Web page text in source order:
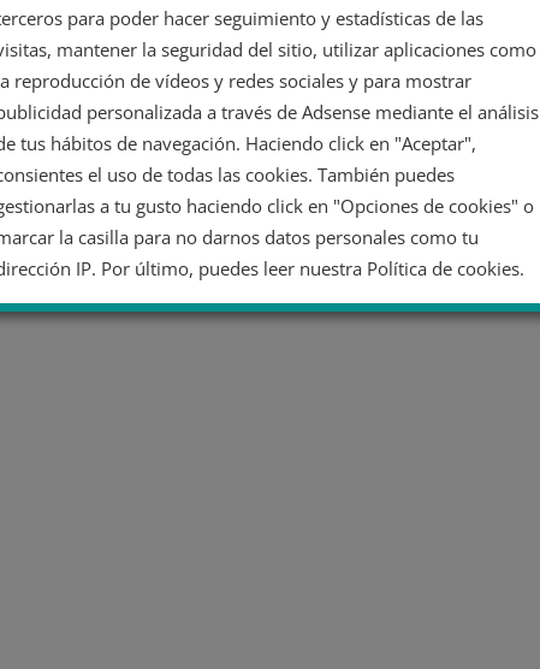
para poder hacer seguimiento y estadísticas de las
mantener la seguridad del sitio, utilizar aplicaciones como
reproducción de vídeos y redes sociales y para mostrar
personalizada a través de Adsense mediante el análisis
tus hábitos de navegación. Haciendo click en "Aceptar",
el uso de todas las cookies. También puedes
a tu gusto haciendo click en "Opciones de cookies" o
la casilla para no darnos datos personales como tu
IP. Por último, puedes leer nuestra Política de cookies.